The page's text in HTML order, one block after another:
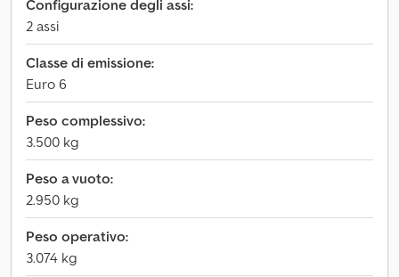
Configurazione degli assi:
2 assi
Classe di emissione:
Euro 6
Peso complessivo:
3.500 kg
Peso a vuoto:
2.950 kg
Peso operativo:
3.074 kg